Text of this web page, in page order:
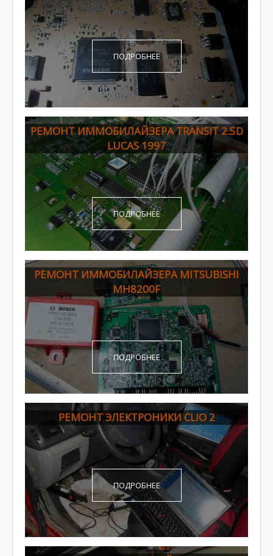
ПОДРОБНЕЕ
РЕМОНТ ИММОБИЛАЙЗЕРА TRANSIT 2.5D
LUCAS 1997
ПОДРОБНЕЕ
РЕМОНТ ИММОБИЛАЙЗЕРА MITSUBISHI
MH8200F
ПОДРОБНЕЕ
РЕМОНТ ЭЛЕКТРОНИКИ CLIO 2
ПОДРОБНЕЕ